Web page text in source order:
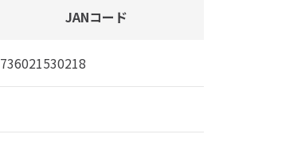
JANコード
736021530218